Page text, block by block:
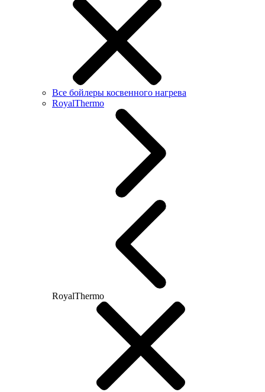
Все бойлеры косвенного нагрева
RoyalThermo
RoyalThermo